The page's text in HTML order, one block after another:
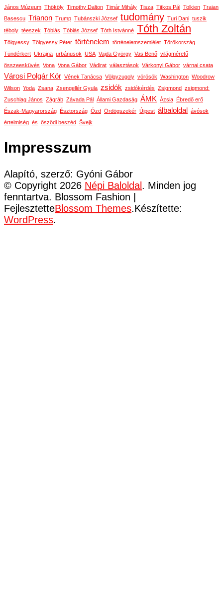
János Múzeum Thököly Timothy Dalton Timár Mihály Tisza Titkos Pál Tolkien Traian
Basescu Trianon Trump Tubánszki József tudomány Turi Dani tuszik
téboly téeszek Tóbiás Tóbiás József Tóth Istvánné Tóth Zoltán
Tölgyessy Tölgyessy Péter történelem történelemszemlélet Törökország
Tündérkert Ukrajna urbánusok USA Vajda György Vas Benő világméretű
összeesküvés Vona Vona Gábor Vádirat választások Várkonyi Gábor várnai csata
Városi Polgár Kör Vének Tanácsa Völgyzugoly vörösök Washington Woodrow
Wilson Yoda Zsana Zsengellér Gyula zsidók zsidókérdés Zsigmond zsigmond:
Zuschlag János Zágráb Závada Pál Állami Gazdaság ÁMK Ázsia
Ébredő erő
Észak-Magyarország
Észtország Ózd Ördögszekér Újpest álbaloldal
ávósok
értelmiség és őszödi beszéd Švejk
Impresszum
Alapító, szerző: Gyóni Gábor
© Copyright 2026 Népi Baloldal . Minden jog
fenntartva. Blossom Fashion |
FejlesztetteBlossom Themes.Készítette:
WordPress.